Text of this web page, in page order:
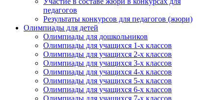
педагогов
Результаты конкурсов для педагогов (жюри)
Олимпиады для детей
Олимпиады для дошкольников
Олимпиады для учащихся 1-х классов
Олимпиады для учащихся 2-х классов
Олимпиады для учащихся 3-х классов
Олимпиады для учащихся 4-х классов
Олимпиады для учащихся 5-х классов
Олимпиады для учащихся 6-х классов
Олимпиады для учащихся 7-х классов